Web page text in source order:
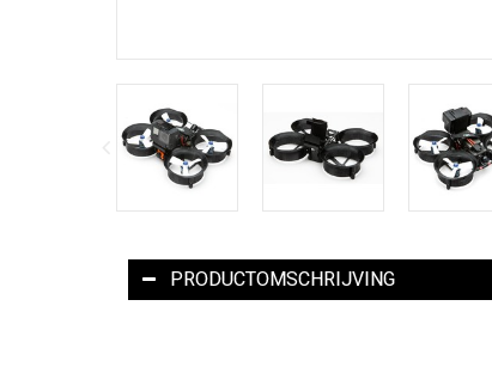
PRODUCTOMSCHRIJVING